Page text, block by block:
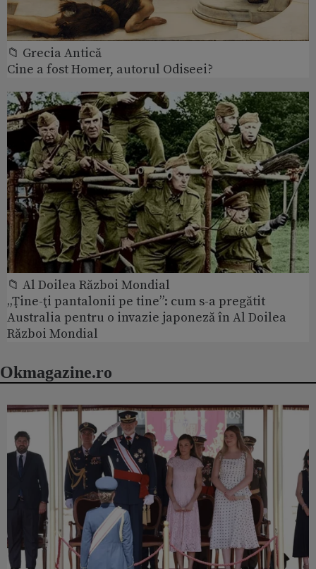
📁 Grecia Antică
Cine a fost Homer, autorul Odiseei?
📁 Al Doilea Război Mondial
„Ţine-ţi pantalonii pe tine”: cum s-a pregătit
Australia pentru o invazie japoneză în Al Doilea
Război Mondial
Okmagazine.ro